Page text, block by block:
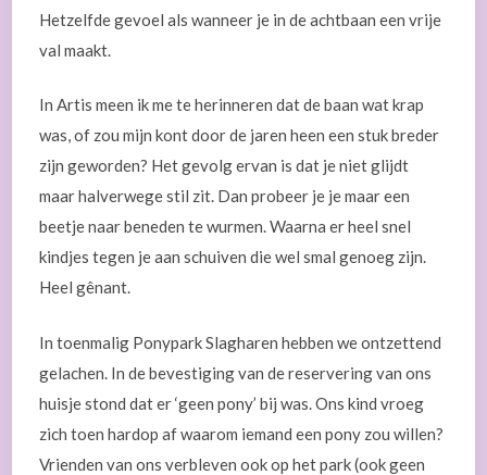
Hetzelfde gevoel als wanneer je in de achtbaan een vrije
val maakt.
In Artis meen ik me te herinneren dat de baan wat krap
was, of zou mijn kont door de jaren heen een stuk breder
zijn geworden? Het gevolg ervan is dat je niet glijdt
maar halverwege stil zit. Dan probeer je je maar een
beetje naar beneden te wurmen. Waarna er heel snel
kindjes tegen je aan schuiven die wel smal genoeg zijn.
Heel gênant.
In toenmalig Ponypark Slagharen hebben we ontzettend
gelachen. In de bevestiging van de reservering van ons
huisje stond dat er ‘geen pony’ bij was. Ons kind vroeg
zich toen hardop af waarom iemand een pony zou willen?
Vrienden van ons verbleven ook op het park (ook geen